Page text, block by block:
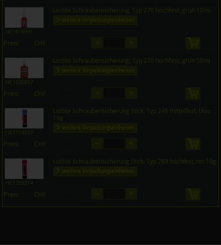
HE1918991
Loctite Schraubensicherung, Typ 270 hochfest, grün 10ml
weitere Verpackungseinheiten
Preis: CHF
HE1335897
Loctite Schraubensicherung, Typ 270 hochfest, grün 50ml
weitere Verpackungseinheiten
Preis: CHF
HE1714937
Loctite Schraubensicherung Stick, Typ 248 mittelfest, blau
19g
weitere Verpackungseinheiten
Preis: CHF
HE1709314
Loctite Schraubensicherung Stick, Typ 268 hochfest, rot 19g
weitere Verpackungseinheiten
Preis: CHF